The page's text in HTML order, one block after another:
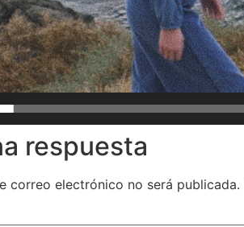
respuesta
correo electrónico no será publicada.